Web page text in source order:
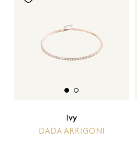
Ivy
DADA ARRIGONI